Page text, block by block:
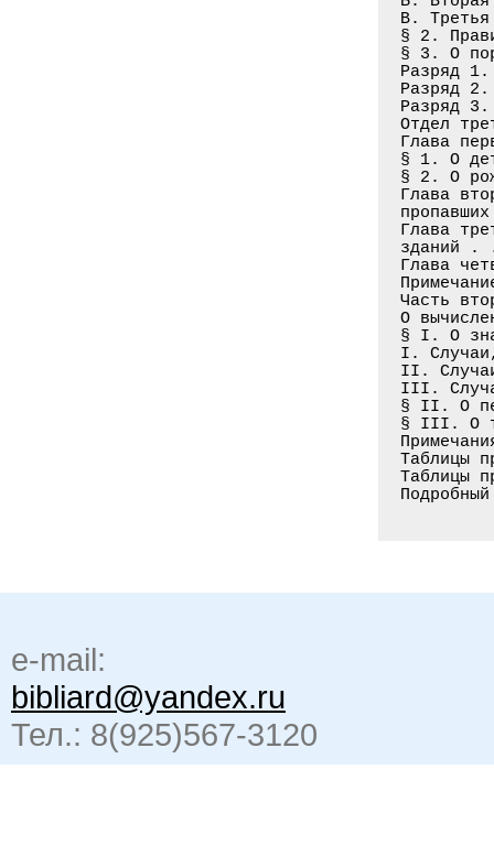
В.
§ 2.
§ 3. О
Разряд
Разряд
Отдел
Глава
§ 1. О
§ 2. О
Глава
Глава
Глава
Часть
О
§ I. О
I.
II.
III.
§ II. О
§ III. О
Таблицы
Таблицы
e-mail:
bibliard@yandex.ru
Тел.: 8(925)567-3120